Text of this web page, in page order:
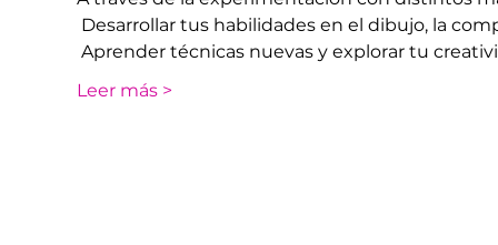
Desarrollar tus habilidades en el dibujo, la
Aprender técnicas nuevas y explorar tu
Leer más >